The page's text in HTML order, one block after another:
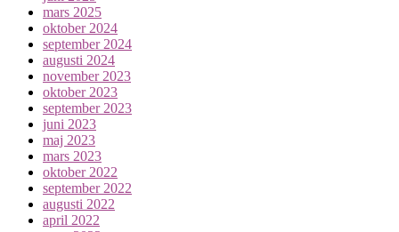
mars 2025
oktober 2024
september 2024
augusti 2024
november 2023
oktober 2023
september 2023
juni 2023
maj 2023
mars 2023
oktober 2022
september 2022
augusti 2022
april 2022